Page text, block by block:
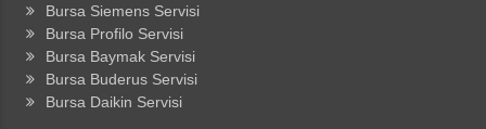
Bursa Siemens Servisi
Bursa Profilo Servisi
Bursa Baymak Servisi
Bursa Buderus Servisi
Bursa Daikin Servisi